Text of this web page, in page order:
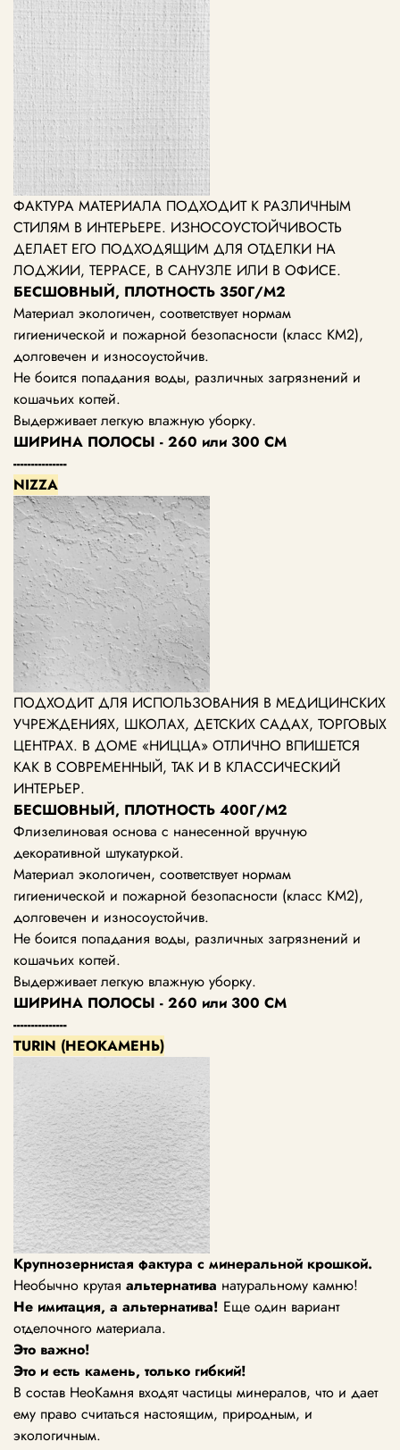
ФАКТУРА МАТЕРИАЛА ПОДХОДИТ К РАЗЛИЧНЫМ
СТИЛЯМ В ИНТЕРЬЕРЕ. ИЗНОСОУСТОЙЧИВОСТЬ
ДЕЛАЕТ ЕГО ПОДХОДЯЩИМ ДЛЯ ОТДЕЛКИ НА
ЛОДЖИИ, ТЕРРАСЕ, В САНУЗЛЕ ИЛИ В ОФИСЕ.
БЕСШОВНЫЙ, ПЛОТНОСТЬ 350Г/М2
Материал экологичен, соответствует нормам
гигиенической и пожарной безопасности (класс КМ2),
долговечен и износоустойчив.
Не боится попадания воды, различных загрязнений и
кошачьих когтей.
Выдерживает легкую влажную уборку.
ШИРИНА ПОЛОСЫ - 260 или 300 СМ
---------------
NIZZA
ПОДХОДИТ ДЛЯ ИСПОЛЬЗОВАНИЯ В МЕДИЦИНСКИХ
УЧРЕЖДЕНИЯХ, ШКОЛАХ, ДЕТСКИХ САДАХ, ТОРГОВЫХ
ЦЕНТРАХ. В ДОМЕ «НИЦЦА» ОТЛИЧНО ВПИШЕТСЯ
КАК В СОВРЕМЕННЫЙ, ТАК И В КЛАССИЧЕСКИЙ
ИНТЕРЬЕР.
БЕСШОВНЫЙ, ПЛОТНОСТЬ 400Г/М2
Флизелиновая основа с нанесенной вручную
декоративной штукатуркой.
Материал экологичен, соответствует нормам
гигиенической и пожарной безопасности (класс KM2),
долговечен и износоустойчив.
Не боится попадания воды, различных загрязнений и
кошачьих когтей.
Выдерживает легкую влажную уборку.
ШИРИНА ПОЛОСЫ - 260 или 300 СМ
---------------
TURIN (НЕОКАМЕНЬ)
Крупнозернистая фактура с минеральной крошкой.
Необычно крутая альтернатива натуральному камню!
Не имитация, а альтернатива! Еще один вариант
отделочного материала.
Это важно!
Это и есть камень, только гибкий!
В состав НеоКамня входят частицы минералов, что и дает
ему право считаться настоящим, природным, и
экологичным.